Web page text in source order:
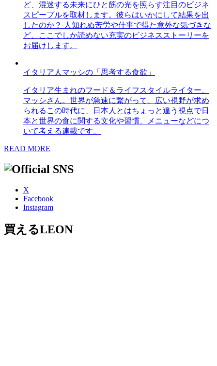
ど、混迷する未来にひと筋の光を照らす注目のビジネ
スピープルを取材します。彼らはいかにして結果を出
したのか？ 人知れぬ苦労や仕事で得た意外な気づきな
ど、ここでしか読めない充実のビジネスストーリーを
お届けします。
イタリア人マッシの「思考する食欲」
イタリア生まれのフード＆ライフスタイルライター、
マッシさん。世界が急速に繋がって、広い視野が求め
られるこの時代に、日本人とはちょっと違う視点で日
本と世界の食に関する文化や習慣、メニューなどにつ
いて考える連載です。
READ MORE
X
Facebook
Instagram
買えるLEON